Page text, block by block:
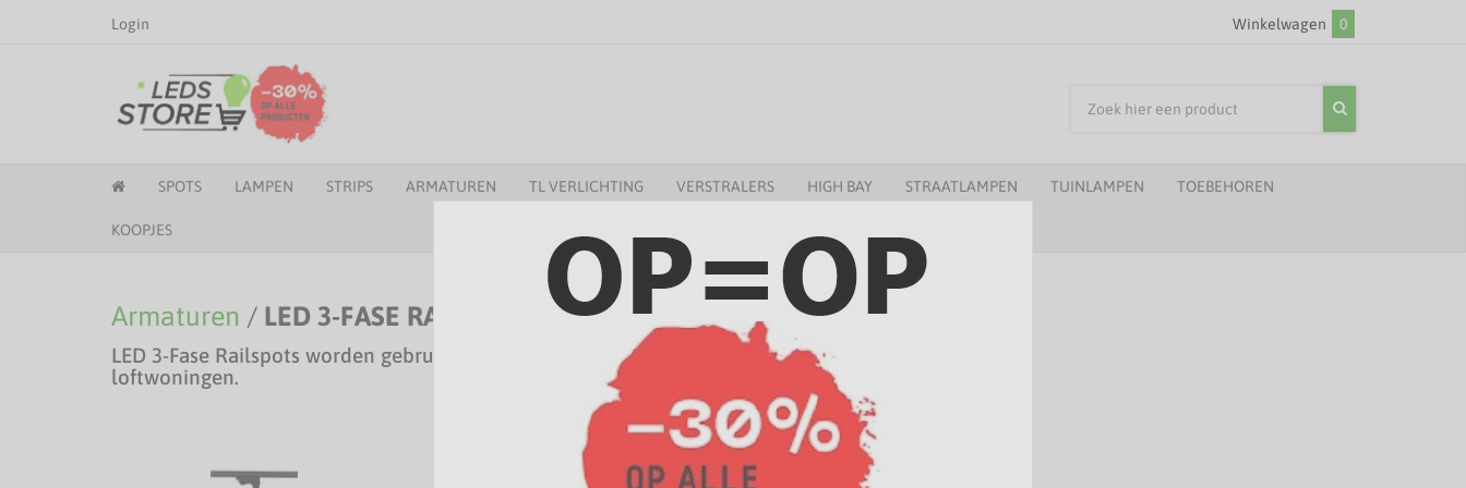
Login Winkelwagen 0
SPOTS LAMPEN STRIPS ARMATUREN TL VERLICHTING VERSTRALERS HIGH BAY STRAATLAMPEN TUINLAMPEN TOEBEHOREN
KOOPJES
Armaturen / LED 3-FASE RAILSPOTS
LED 3-Fase Railspots worden gebruikt in winkelruimtes, musea maar ook in moderne
loftwoningen.